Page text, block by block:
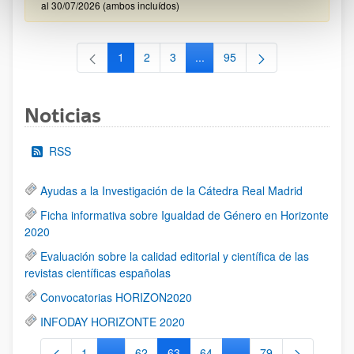
al 30/07/2026 (ambos incluídos)
Página
1 Página
2 Página
3 ...Páginas intermedias Use TAB
Página
95
Noticias
RSS
Ayudas a la Investigación de la Cátedra Real Madrid
Ficha informativa sobre Igualdad de Género en Horizonte
2020
Evaluación sobre la calidad editorial y científica de las
revistas científicas españolas
Convocatorias HORIZON2020
INFODAY HORIZONTE 2020